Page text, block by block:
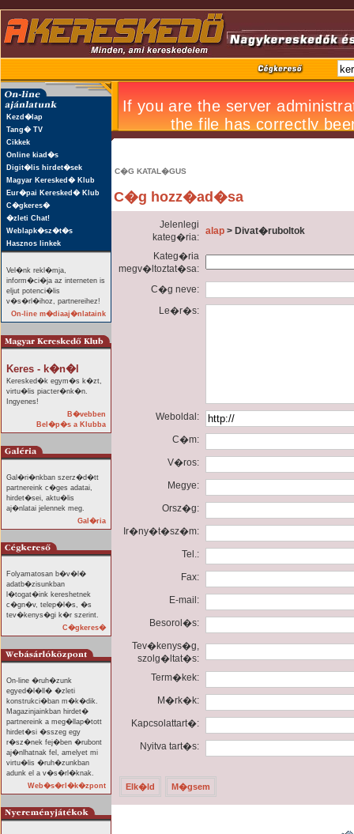
Kezd�lap
Tang� TV
Cikkek
Online kiad�s
Digit�lis hirdet�sek
Magyar Keresked� Klub
Eur�pai Keresked� Klub
C�gkeres�
�zleti Chat!
Weblapk�sz�t�s
Hasznos linkek
Vel�nk rekl�mja,
inform�ci�ja az interneten is
eljut potenci�lis
v�s�rl�ihoz, partnereihez!
On-line m�diaaj�nlataink
Keres - k�n�l
Keresked�k egym�s k�zt,
virtu�lis piacter�nk�n.
Ingyenes!
B�vebben
Bel�p�s a Klubba
Gal�ri�nkban szerz�d�tt
partnereink c�ges adatai,
hirdet�sei, aktu�lis
aj�nlatai jelennek meg.
Gal�ria
Folyamatosan b�v�l�
adatb�zisunkban
l�togat�ink kereshetnek
c�gn�v, telep�l�s, �s
tev�kenys�gi k�r szerint.
C�gkeres�
On-line �ruh�zunk
egyed�l�ll� �zleti
konstrukci�ban m�k�dik.
Magazinjainkban hirdet�
partnereink a meg�llap�tott
hirdet�si �sszeg egy
r�sz�nek fej�ben �rubont
aj�nlhatnak fel, amelyet mi
virtu�lis �ruh�zunkban
adunk el a v�s�rl�knak.
Web�s�rl�k�zpont
C�G KATAL�GUS
C�g hozz�ad�sa
Jelenlegi
kateg�ria:
alap > Divat�ruboltok
Kateg�ria
megv�ltoztat�sa:
C�g neve:
Le�r�s:
Weboldal:
C�m:
V�ros:
Megye:
Orsz�g:
Ir�ny�t�sz�m:
Tel.:
Fax:
E-mail:
Besorol�s:
Tev�kenys�g,
szolg�ltat�s:
Term�kek:
M�rk�k:
Kapcsolattart�:
Nyitva tart�s: